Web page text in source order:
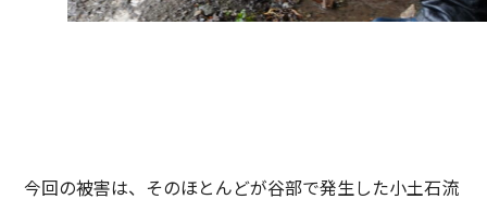
今回の被害は、そのほとんどが谷部で発生した小土石流